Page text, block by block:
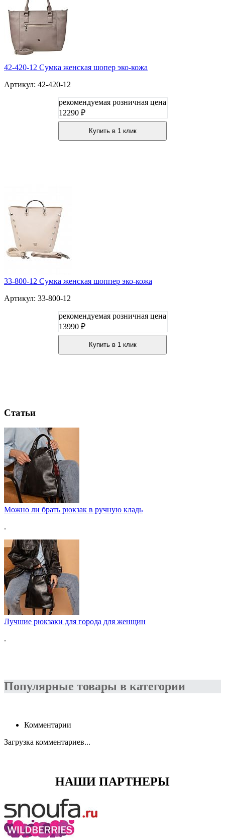
42-420-12 Сумка женская шопер эко-кожа
Артикул: 42-420-12
рекомендуемая розничная цена
12290 ₽
Купить в 1 клик
33-800-12 Сумка женская шоппер эко-кожа
Артикул: 33-800-12
рекомендуемая розничная цена
13990 ₽
Купить в 1 клик
Статьи
Можно ли брать рюкзак в ручную кладь
.
Лучшие рюкзаки для города для женщин
.
Популярные товары в категории
Комментарии
Загрузка комментариев...
НАШИ ПАРТНЕРЫ